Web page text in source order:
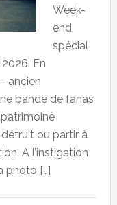
Week-
end
spécial
En
ancien
bande de fanas
patrimoine
ou partir à
A l’instigation
photo […]